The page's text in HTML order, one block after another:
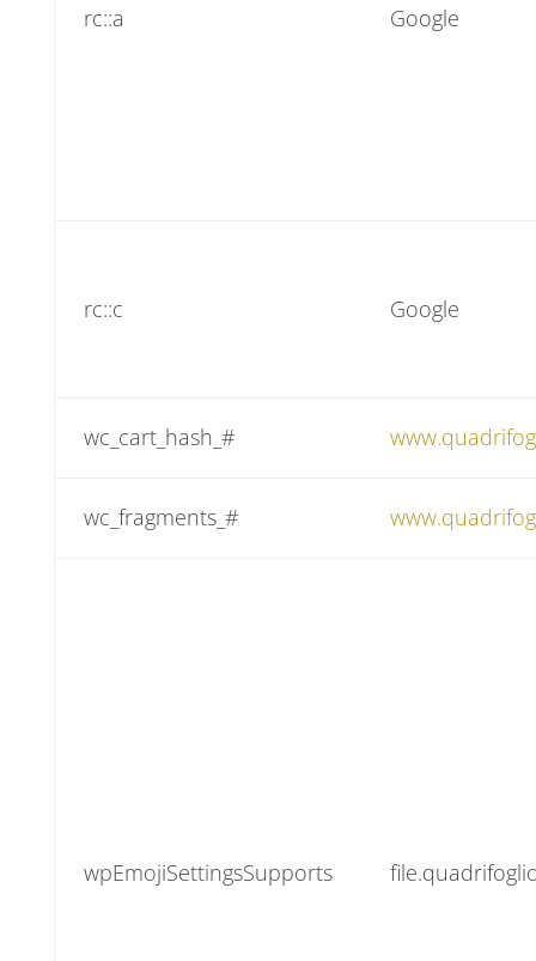
rc::a Google
rc::c Google
wc_cart_hash_#
wc_fragments_#
wpEmojiSettingsSupports